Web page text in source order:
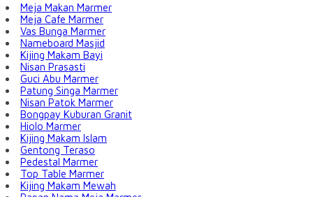
Meja Makan Marmer
Meja Cafe Marmer
Vas Bunga Marmer
Nameboard Masjid
Kijing Makam Bayi
Nisan Prasasti
Guci Abu Marmer
Patung Singa Marmer
Nisan Patok Marmer
Bongpay Kuburan Granit
Hiolo Marmer
Kijing Makam Islam
Gentong Teraso
Pedestal Marmer
Top Table Marmer
Kijing Makam Mewah